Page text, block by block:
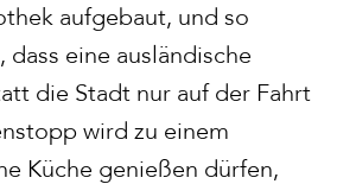
aufgebaut, und so
eine ausländische
die Stadt nur auf der Fahrt
wird zu einem
Küche genießen dürfen,